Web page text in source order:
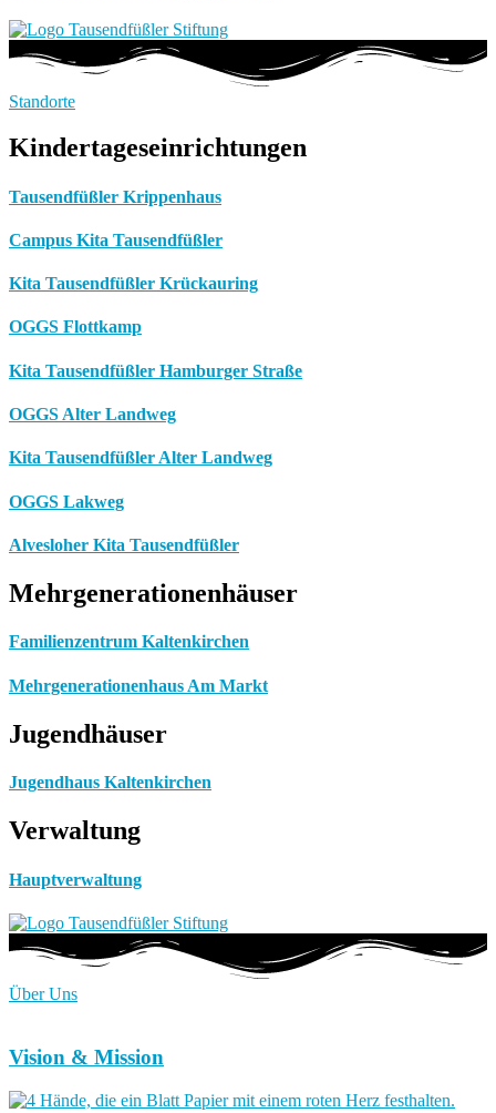
Standorte
Kindertageseinrichtungen
Tausendfüßler Krippenhaus
Campus Kita Tausendfüßler
Kita Tausendfüßler Krückauring
OGGS Flottkamp
Kita Tausendfüßler Hamburger Straße
OGGS Alter Landweg
Kita Tausendfüßler Alter Landweg
OGGS Lakweg
Alvesloher Kita Tausendfüßler
Mehrgenerationenhäuser
Familienzentrum Kaltenkirchen
Mehrgenerationenhaus Am Markt
Jugendhäuser
Jugendhaus Kaltenkirchen
Verwaltung
Hauptverwaltung
Über Uns
Vision & Mission